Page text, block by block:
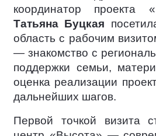
координатор проекта
Татьяна Буцкая
область с рабочим
— знакомство с
поддержки семьи,
оценка реализации
дальнейших шагов.
Первой точкой визита